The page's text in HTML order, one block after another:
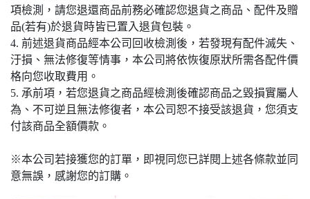
項檢測，請您退還商品前務必確認您退貨之商品、配件及贈
品(若有)於退貨時皆已置入退貨包裝。
4. 前述退貨商品經本公司回收檢測後，若發現有配件滅失、
汙損、無法修復等情事，本公司將依恢復原狀所需各配件價
格向您收取費用。
5. 承前項，若您退貨之商品經檢測後確認商品之毀損實屬人
為、不可逆且無法修復者，本公司恕不接受該退貨，您須支
付該商品全額價款。
※本公司若接獲您的訂單，即視同您已詳閱上述各條款並同
意無誤，感謝您的訂購。